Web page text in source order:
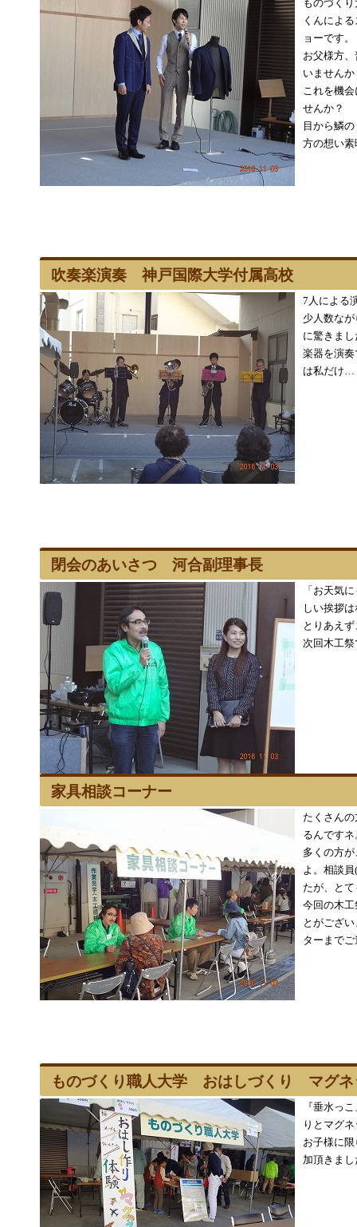
ものづく
くんによ
ョーです。
お父様方
いませんか
これを機
せんか？
目から鱗
方の想い
吹奏楽演奏 神戸国際大学付属高校
7人による
少人数な
に驚きまし
楽器を演
は私だけ…
閉会のあいさつ 河合副理事長
「お天気
しい挨拶
とりあえ
次回木工
家具相談コーナー
たくさん
るんですネ
多くの方
よ。相談
たが、と
今回の木
とがござ
ターまで
ものづくり職人大学 おはしづくり マグネ
『垂水っ
りとマグ
お子様に
加頂きまし